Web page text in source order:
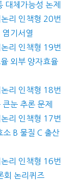
대체가능성 논제
리 인책형 20번
염기서열
리 인책형 19번
외부 양자효율
리 인책형 18번
눈 추론 문제
리 인책형 17번
소 B 물질 C 출산
리 인책형 16번
회 논리퀴즈